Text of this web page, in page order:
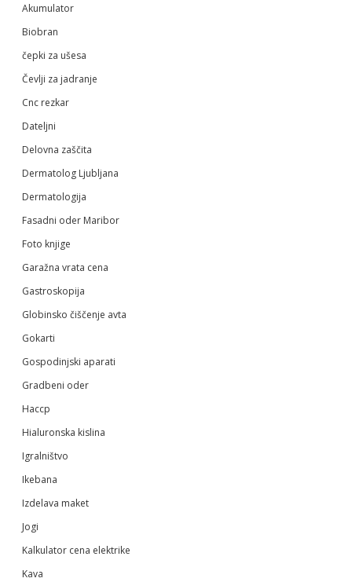
Akumulator
Biobran
čepki za ušesa
Čevlji za jadranje
Cnc rezkar
Dateljni
Delovna zaščita
Dermatolog Ljubljana
Dermatologija
Fasadni oder Maribor
Foto knjige
Garažna vrata cena
Gastroskopija
Globinsko čiščenje avta
Gokarti
Gospodinjski aparati
Gradbeni oder
Haccp
Hialuronska kislina
Igralništvo
Ikebana
Izdelava maket
Jogi
Kalkulator cena elektrike
Kava